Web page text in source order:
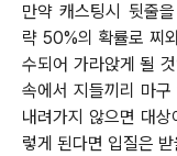
만약 캐스팅시 뒷줄
략 50%의 확률로 찌
수되어 가라앉게 될
속에서 지들끼리 마
내려가지 않으면 대
렇게 된다면 입질은